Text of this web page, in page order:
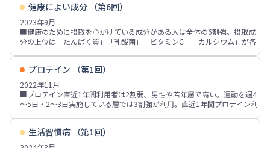
■たんぱく質のために意識的に摂取している食品は「卵」「鶏肉」「ヨー
グルト、飲むヨーグルト」「納豆」「豆腐」「豚肉」が各30%台、「牛
乳」「チーズ」「魚介類」が各3割弱。たんぱく質摂取のための直近1年間
購入商品は「サラダチキン」が1割強、「プロテインの粉末・錠剤」が約
8%、「バランス栄養食品やプロテイン:棒状」が約7%。
■たんぱく質を意識的に摂取している人の、きっかけや理由は「健康維
持」が7割強、「筋力維持」が5割弱、「免疫力・抵抗力向上」が3割強、
「加齢に伴う衰えが気になる」「体力低下が気になる」が各20%台。
■たんぱく質の摂取を意識している層のうち、効果を感じる人は3割強。
男性30～40代では効果を感じる人の比率が高い。女性30代では効果を感
じない人の比率が他の層より高い。
健康によい成分 （第6回）
2023年9月
■健康のために摂取を心がけている成分がある人は全体の6割強。摂取成
分の上位は「たんぱく質」「乳酸菌」「ビタミンC」「カルシウム」が各
2割強、「ビタミンB」「鉄」「DHA」が各1割強。「たんぱく質」が過去
酸菌」「たんぱく質」「ビタミンC」「DHA」。
■成分を摂取するきっかけは「テレビ番組・CM」が35%、「家族や友
人・知人のすすめ」「健康や栄養などに関するWebサイト」「新聞記事・
広告」「メーカーや店舗のWebサイト」が各10%台。
■成分摂取者が期待する効果は「健康維持」が6割強、「免疫力・抵抗力
向上」が約46%、「体調不良の改善、病気の改善・悪化防止」「疲労回
復」などが各3割前後。
■成分の摂取方法は「食べ物、飲み物」が成分摂取者の7割強、「サプリ
プロテイン （第1回）
2022年11月
■プロテイン直近1年間利用者は2割弱。男性や若年層で高い。運動を週4
～5日・2～3日実施している層では3割強が利用。直近1年間プロテイン利
用者のうち「粉末」は6割弱、「液体、飲料」「棒状・バータイプ」は各3
■直近1年間プロテイン利用者のきっかけ・理由は「筋肉や筋力の維持・
増強」「健康維持」「たんぱく質の摂取」が各40%台。男性では「筋肉質
生活習慣病 （第1回）